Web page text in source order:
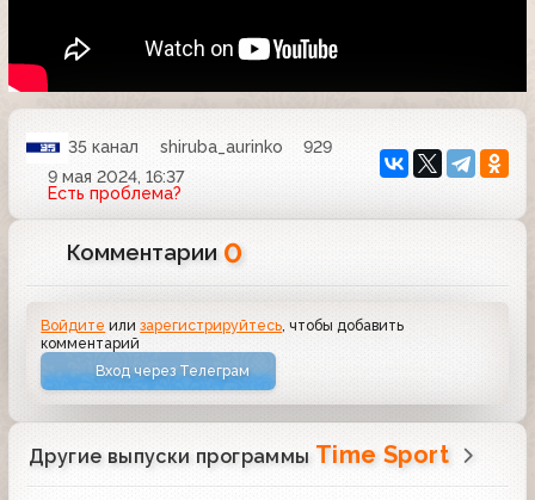
35 канал shiruba_aurinko
929
9 мая 2024, 16:37
Есть проблема?
Комментарии 0
Войдите илизарегистрируйтесь , чтобы добавить
комментарий
Вход через Телеграм
Другие выпуски программы Time Sport